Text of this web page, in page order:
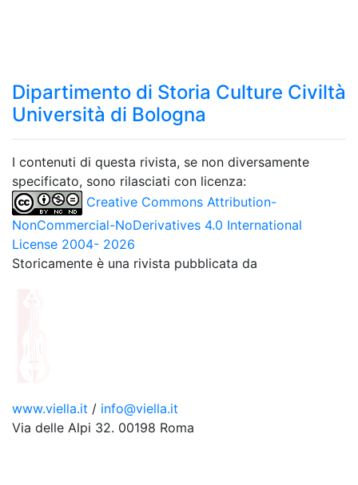
Dipartimento di Storia Culture Civiltà
Università di Bologna
I contenuti di questa rivista, se non diversamente
specificato, sono rilasciati con licenza:
Creative Commons Attribution-
NonCommercial-NoDerivatives 4.0 International
License 2004- 2026
Storicamente è una rivista pubblicata da
www.viella.it / info@viella.it
Via delle Alpi 32. 00198 Roma